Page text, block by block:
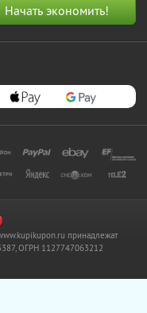
принадлежат
ОГРН 1127747063212